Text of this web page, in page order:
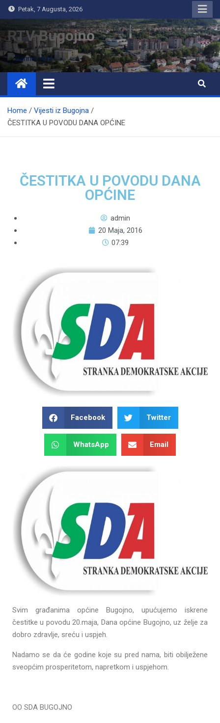
Petak, 7 Augusta, 2026
RTV Bugojno
Home
Vijesti iz Bugojna
ČESTITKA U POVODU DANA OPĆINE
ČESTITKA U POVODU DANA
OPĆINE
admin
20 Maja, 2016
07:39
Facebook Twitter
WhatsApp Email
Svim građanima općine Bugojno, upućujemo iskrene
čestitke u povodu 20.maja, Dana općine Bugojno, uz želje za
dobro zdravlje, sreću i uspjeh.
Nadamo se da će godine koje su pred nama, biti obilježene
sveopćim prosperitetom, napretkom i uspjehom.
OO SDA BUGOJNO